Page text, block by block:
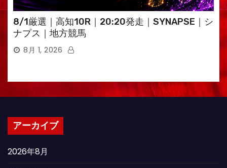
8/1厳選｜高知10R｜20:20発走｜SYNAPSE｜シ
ナプス｜地方競馬
8月 1, 2026
アーカイブ
2026年8月